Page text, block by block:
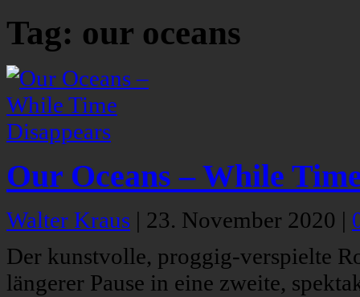
Tag: our oceans
Our Oceans – While
Walter Kraus | 23. November 2020 |
Der kunstvolle, proggig-verspielte
längerer Pause in eine zweite,